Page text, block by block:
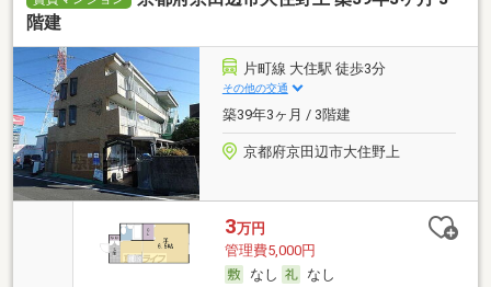
階建
片町線 大住駅 徒歩3分
その他の交通
築39年3ヶ月 / 3階建
京都府京田辺市大住野上
3万円
管理費5,000円
なし
なし